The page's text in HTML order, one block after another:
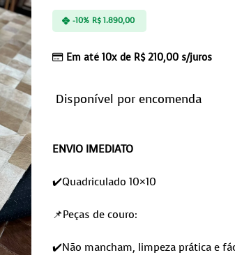
Em até 10x de R$210,00 s/juros
-10% R$1.890,00
Disponível por encomenda
ENVIO IMEDIATO
✔️Quadriculado 10×10
📌Peças de couro:
✔️Não mancham, limpeza prática e